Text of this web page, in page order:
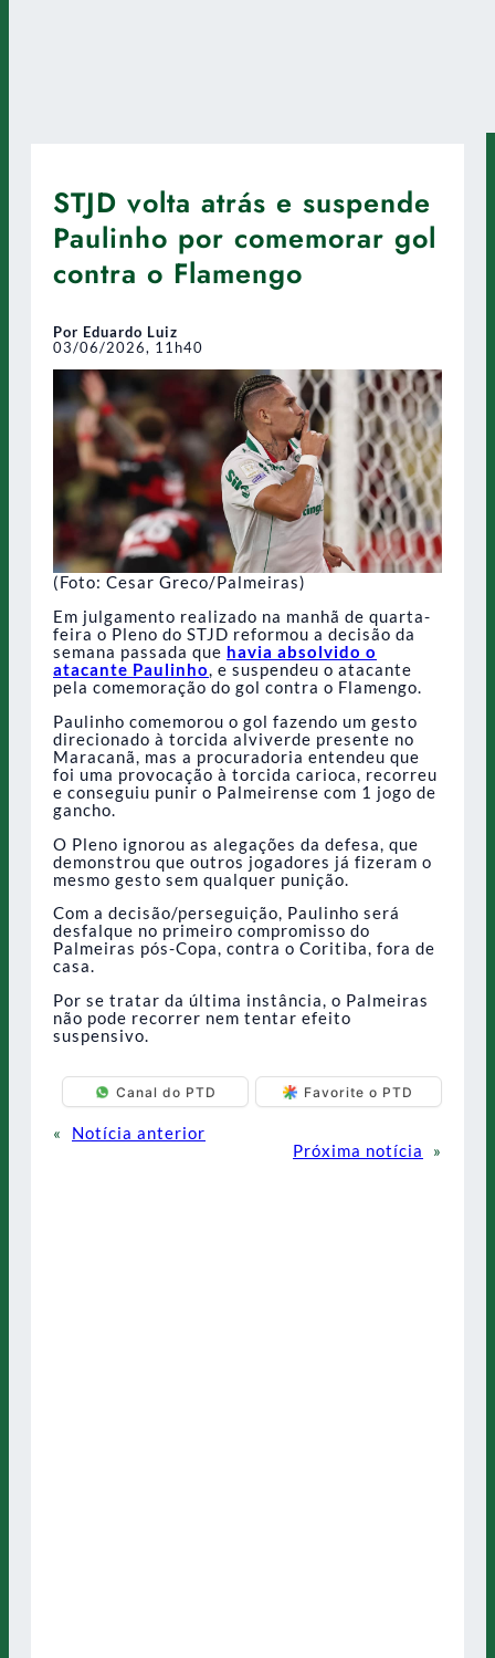
STJD volta atrás e suspende
Paulinho por comemorar gol
contra o Flamengo
Por Eduardo Luiz
03/06/2026, 11h40
(Foto: Cesar Greco/Palmeiras)
Em julgamento realizado na manhã de quarta-
feira o Pleno do STJD reformou a decisão da
semana passada que havia absolvido o
atacante Paulinho, e suspendeu o atacante
pela comemoração do gol contra o Flamengo.
Paulinho comemorou o gol fazendo um gesto
direcionado à torcida alviverde presente no
Maracanã, mas a procuradoria entendeu que
foi uma provocação à torcida carioca, recorreu
e conseguiu punir o Palmeirense com 1 jogo de
gancho.
O Pleno ignorou as alegações da defesa, que
demonstrou que outros jogadores já fizeram o
mesmo gesto sem qualquer punição.
Com a decisão/perseguição, Paulinho será
desfalque no primeiro compromisso do
Palmeiras pós-Copa, contra o Coritiba, fora de
casa.
Por se tratar da última instância, o Palmeiras
não pode recorrer nem tentar efeito
suspensivo.
Canal do PTD Favorite o PTD
«
Notícia anterior
Próxima notícia
»